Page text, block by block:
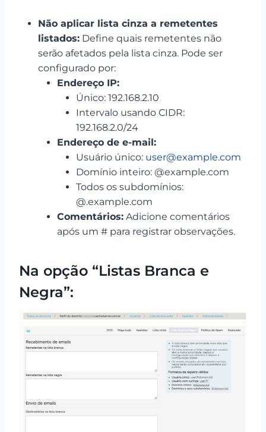
Não aplicar lista cinza a remetentes
listados: Define quais remetentes não
serão afetados pela lista cinza. Pode ser
configurado por:
Endereço IP:
Único: 192.168.2.10
Intervalo usando CIDR:
192.168.2.0/24
Endereço de e-mail:
Usuário único: user@example.com
Domínio inteiro: @example.com
Todos os subdomínios:
@.example.com
Comentários: Adicione comentários
após um # para registrar observações.
Na opção “Listas Branca e
Negra”: